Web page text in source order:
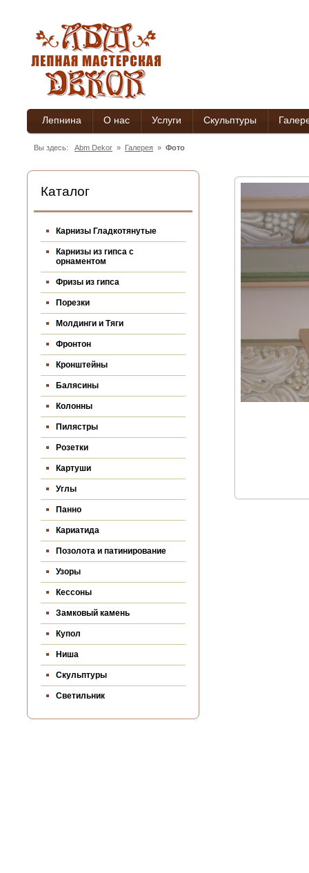
Лепнина О нас Услуги Скульптуры
Вы здесь: Abm Dekor » Галерея » Фото
Каталог
Карнизы Гладкотянутые
Карнизы из гипса c
орнаментом
Фризы из гипса
Порезки
Молдинги и Тяги
Фронтон
Кронштейны
Балясины
Колонны
Пилястры
Розетки
Картуши
Углы
Панно
Кариатида
Позолота и патинирование
Узоры
Кессоны
Замковый камень
Купол
Ниша
Скульптуры
Светильник